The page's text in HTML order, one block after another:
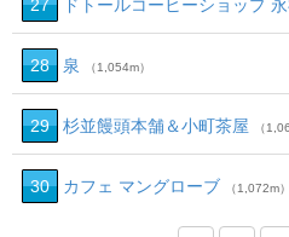
27 ドトールコーヒーショップ
28 泉 （1,054m）
29 杉並饅頭本舗＆小町茶屋 （
30 カフェ マングローブ （1,072m）